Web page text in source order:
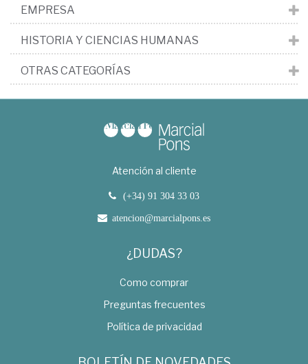
EMPRESA
HISTORIA Y CIENCIAS HUMANAS
OTRAS CATEGORÍAS
Atención al cliente
(+34) 91 304 33 03
atencion@marcialpons.es
¿DUDAS?
Como comprar
Preguntas frecuentes
Política de privacidad